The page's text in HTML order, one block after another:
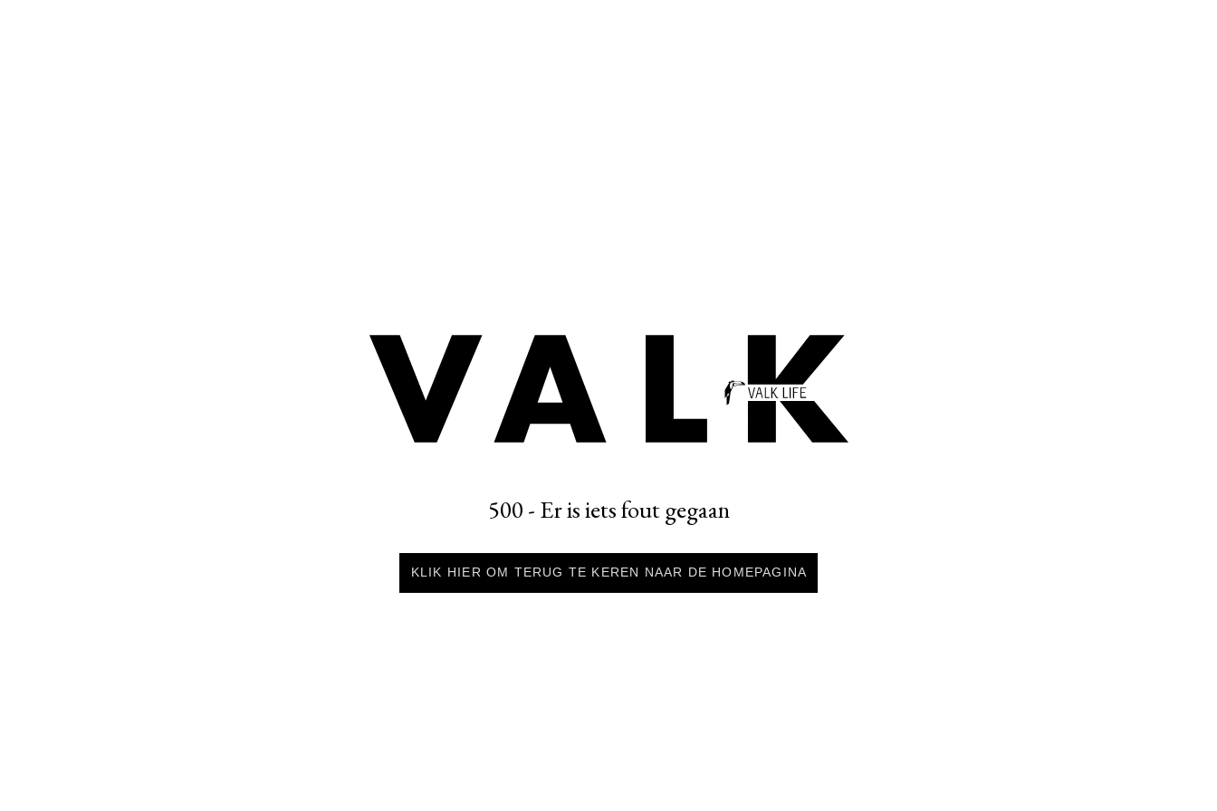
500 - Er is iets fout gegaan
KLIK HIER OM TERUG TE KEREN NAAR DE HOMEPAGINA